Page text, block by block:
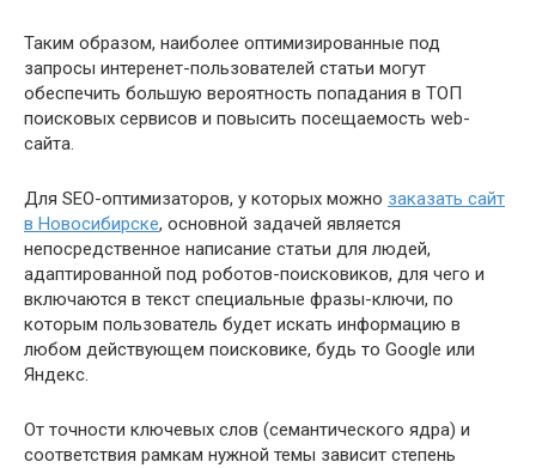
Таким образом, наиболее оптимизированные под
запросы интеренет-пользователей статьи могут
обеспечить большую вероятность попадания в ТОП
поисковых сервисов и повысить посещаемость web-
сайта.
Для SEO-оптимизаторов, у которых можно заказать сайт
в Новосибирске, основной задачей является
непосредственное написание статьи для людей,
адаптированной под роботов-поисковиков, для чего и
включаются в текст специальные фразы-ключи, по
которым пользователь будет искать информацию в
любом действующем поисковике, будь то Google или
Яндекс.
От точности ключевых слов (семантического ядра) и
соответствия рамкам нужной темы зависит степень